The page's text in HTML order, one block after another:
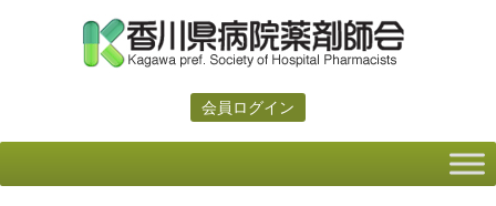
会員ログイン